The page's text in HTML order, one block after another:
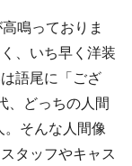
鳴っておりま
、いち早く洋装
語尾に「ござ
、どっちの人間
。そんな人間像
タッフやキャス